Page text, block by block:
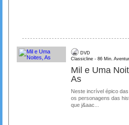
DVD
Classicline - 86 Min.
Mil e Uma
As
Neste incrível épico das
os personagens das
que j&aac...